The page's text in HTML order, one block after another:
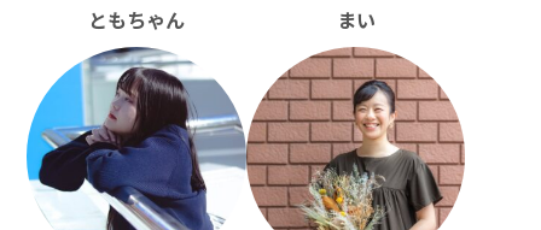
ともちゃん まい